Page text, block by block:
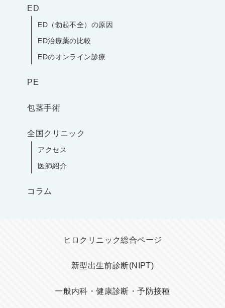
ED
ED（勃起不全）の原因
ED治療薬の比較
EDのオンライン診療
PE
包茎手術
全国クリニック
アクセス
医師紹介
コラム
ヒロクリニック総合ページ
新型出生前診断(NIPT)
一般内科・健康診断・予防接種